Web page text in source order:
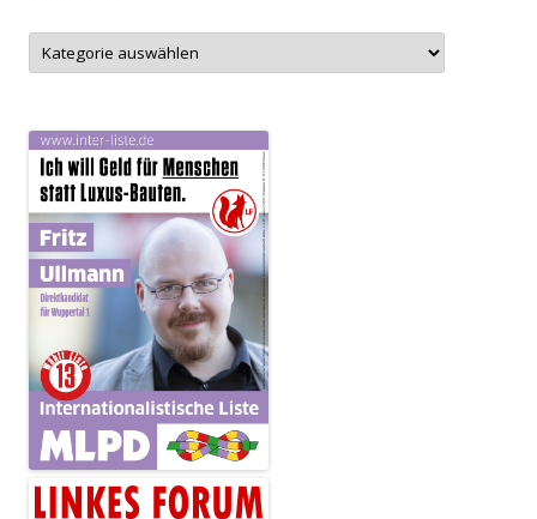
n
n
h
K
t